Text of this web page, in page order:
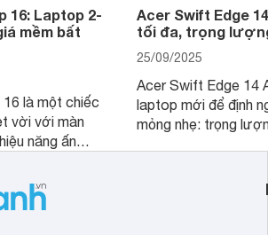
16: Laptop 2-
mềm bất
là một chiếc
vời với màn
năng ấn
biến nó trở
đồng tiền
Acer Swift Edge
tối đa, trọng
25/09/2025
Acer Swift Edge 14
laptop mới để định
mỏng nhẹ: trọng
năng AI hàng đầu,